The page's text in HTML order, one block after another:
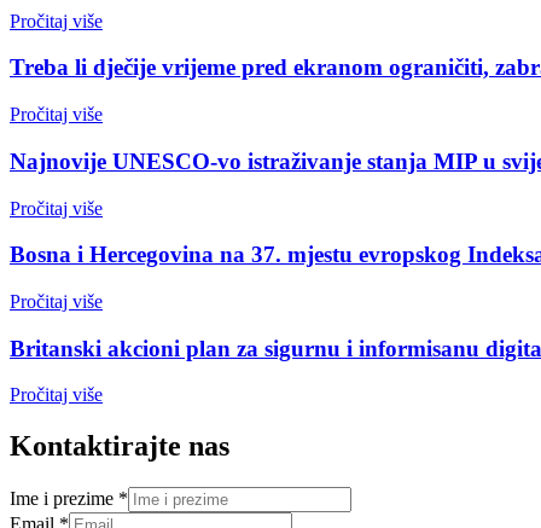
Pročitaj više
Treba li dječije vrijeme pred ekranom ograničiti,
Pročitaj više
Najnovije UNESCO-vo istraživanje stanja MIP u
Pročitaj više
Bosna i Hercegovina na 37. mjestu evropskog
Pročitaj više
Britanski akcioni plan za sigurnu i informisanu
Pročitaj više
Kontaktirajte nas
Ime i prezime *